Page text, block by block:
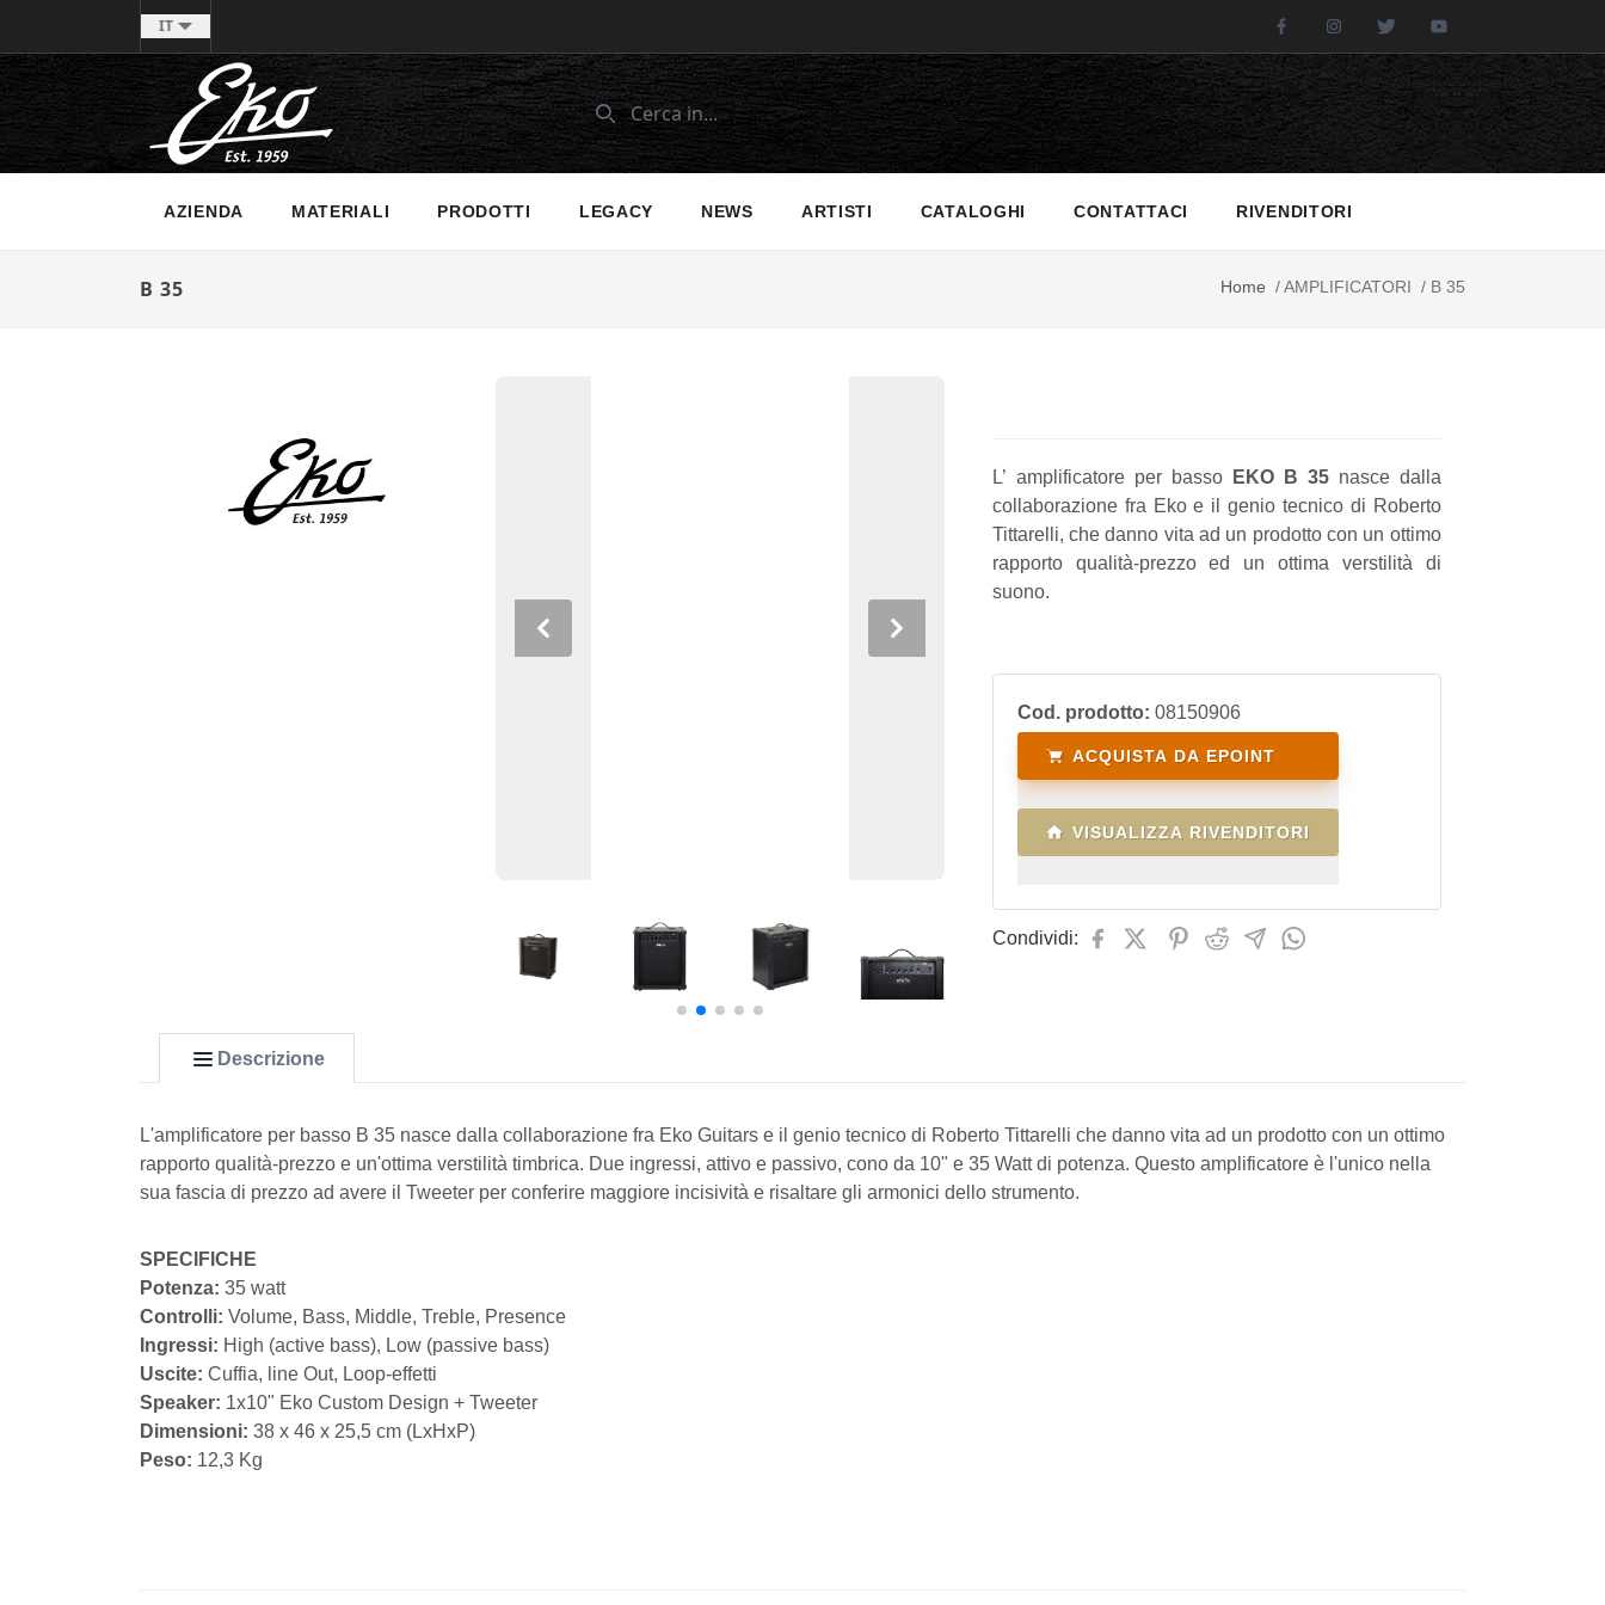
IT FacebookInstagramTwitter
AZIENDA MATERIALI PRODOTTI LEGACY NEWS ARTISTI CATALOGHI CONTATTACI RIVENDITORI
B 35 Home /AMPLIFICATORI / B 35
Previous Next
L’ amplificatore per basso EKO B 35nasce dalla
collaborazione fra Eko e il genio tecnico di Roberto
Tittarelli, che danno vita ad un prodotto con un ottimo
rapporto qualità-prezzo ed un ottima verstilità di
suono.
Cod. prodotto: 08150906
ACQUISTA DA EPOINT
VISUALIZZA RIVENDITORI
Condividi:
Descrizione
L'amplificatore per basso B 35 nasce dalla collaborazione fra Eko Guitars e il genio tecnico di Roberto Tittarelli che danno vita ad un prodotto con un ottimo
rapporto qualità-prezzo e un'ottima verstilità timbrica. Due ingressi, attivo e passivo, cono da 10" e 35 Watt di potenza. Questo amplificatore è l'unico nella
sua fascia di prezzo ad avere il Tweeter per conferire maggiore incisività e risaltare gli armonici dello strumento.
SPECIFICHE
Potenza: 35 watt
Controlli: Volume, Bass, Middle, Treble, Presence
Ingressi: High (active bass), Low (passive bass)
Uscite: Cuffia, line Out, Loop-effetti
Speaker: 1x10" Eko Custom Design + Tweeter
Dimensioni: 38 x 46 x 25,5 cm (LxHxP)
Peso: 12,3 Kg